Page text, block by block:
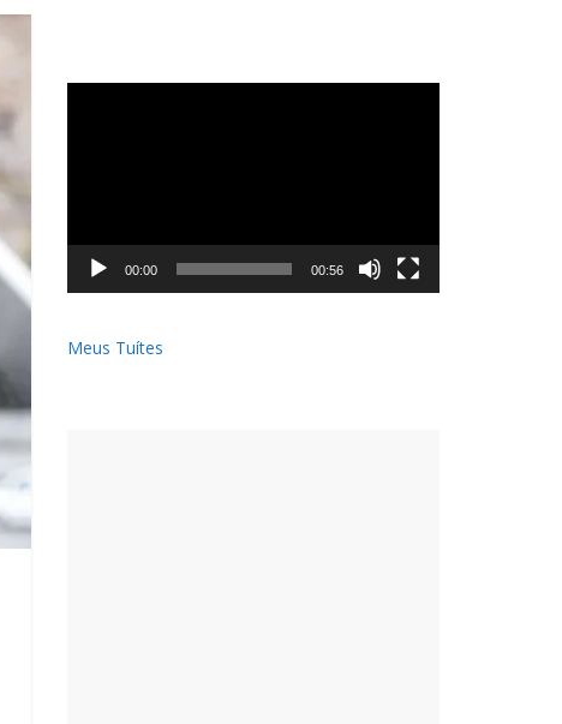
00:00 00:56
Meus Tuítes